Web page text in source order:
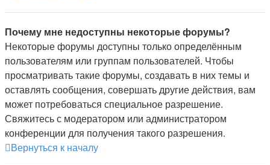
Почему мне недоступны некоторые форумы?
Некоторые форумы доступны только определённым
пользователям или группам пользователей. Чтобы
просматривать такие форумы, создавать в них темы и
оставлять сообщения, совершать другие действия, вам
может потребоваться специальное разрешение.
Свяжитесь с модератором или администратором
конференции для получения такого разрешения.
Вернуться к началу